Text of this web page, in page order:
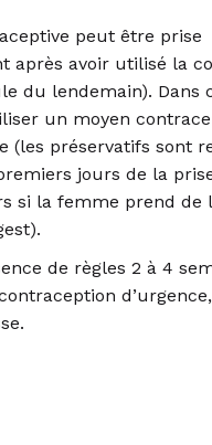
peut être prise
après avoir utilisé la
du lendemain). Dans
un moyen
(les préservatifs sont
jours de la
si la femme prend de
de règles 2 à 4